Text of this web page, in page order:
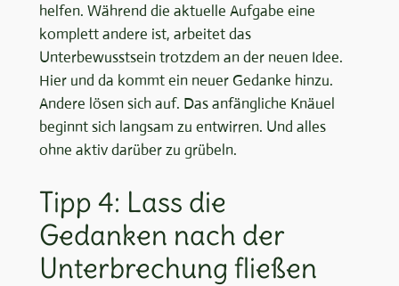
helfen. Während die aktuelle Aufgabe eine
komplett andere ist, arbeitet das
Unterbewusstsein trotzdem an der neuen Idee.
Hier und da kommt ein neuer Gedanke hinzu.
Andere lösen sich auf. Das anfängliche Knäuel
beginnt sich langsam zu entwirren. Und alles
ohne aktiv darüber zu grübeln.
Tipp 4: Lass die
Gedanken nach der
Unterbrechung fließen